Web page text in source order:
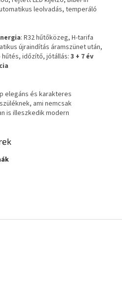
leolvadás, temperáló
: R32 hűtőközeg, H-tarifa
újraindítás áramszünet után,
időzítő, jótállás: 3 + 7 év
elegáns és karakteres
ami nemcsak
is illeszkedik modern